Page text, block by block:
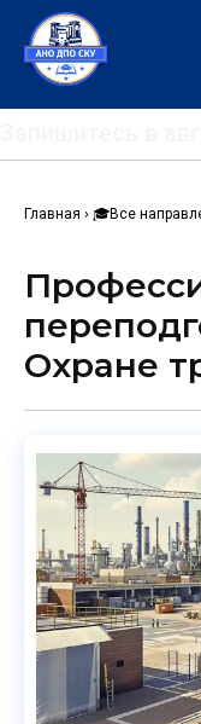
Перейти
содержимому
Главная › 🎓Все
Охране